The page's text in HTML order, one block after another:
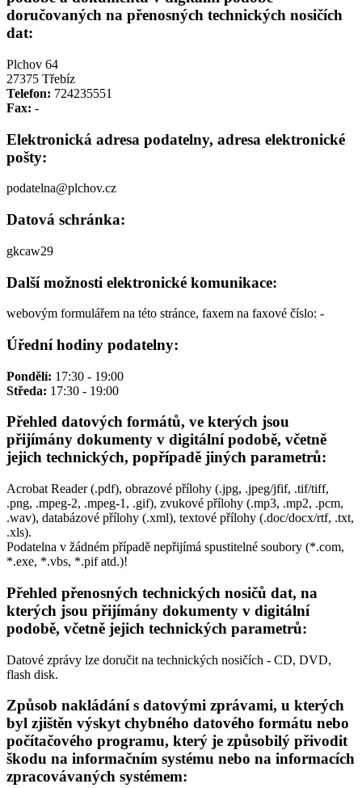
doručovaných na přenosných technických nosičích
dat:
Plchov 64
27375 Třebíz
Telefon: 724235551
Fax: -
Elektronická adresa podatelny, adresa elektronické
pošty:
podatelna@plchov.cz
Datová schránka:
gkcaw29
Další možnosti elektronické komunikace:
webovým formulářem na této stránce, faxem na faxové číslo: -
Úřední hodiny podatelny:
Pondělí: 17:30 - 19:00
Středa: 17:30 - 19:00
Přehled datových formátů, ve kterých jsou
přijímány dokumenty v digitální podobě, včetně
jejich technických, popřípadě jiných parametrů:
Acrobat Reader (.pdf), obrazové přílohy (.jpg, .jpeg/jfif, .tif/tiff,
.png, .mpeg-2, .mpeg-1, .gif), zvukové přílohy (.mp3, .mp2, .pcm,
.wav), databázové přílohy (.xml), textové přílohy (.doc/docx/rtf, .txt,
.xls).
Podatelna v žádném případě nepřijímá spustitelné soubory (*.com,
*.exe, *.vbs, *.pif atd.)!
Přehled přenosných technických nosičů dat, na
kterých jsou přijímány dokumenty v digitální
podobě, včetně jejich technických parametrů:
Datové zprávy lze doručit na technických nosičích - CD, DVD,
flash disk.
Způsob nakládání s datovými zprávami, u kterých
byl zjištěn výskyt chybného datového formátu nebo
počítačového programu, který je způsobilý přivodit
škodu na informačním systému nebo na informacích
zpracovávaných systémem: